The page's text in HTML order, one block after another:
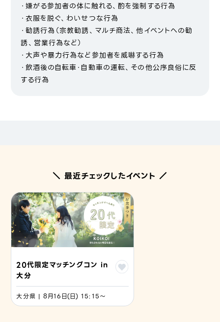
・嫌がる参加者の体に触れる、酌を強制する行為
・衣服を脱ぐ、わいせつな行為
・勧誘行為（宗教勧誘、マルチ商法、他イベントへの勧
誘、営業行為など）
・大声や暴力行為など参加者を威嚇する行為
・飲酒後の自転車・自動車の運転、その他公序良俗に反
する行為
＼ 最近チェックしたイベント ／
20代限定マッチングコン in
大分
大分県 | 8月16日(日) 15:15〜